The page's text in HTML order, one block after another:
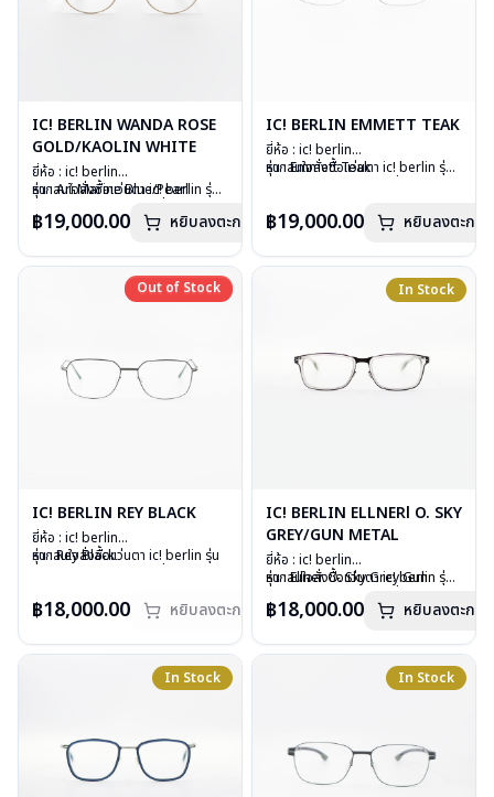
IC! BERLIN WANDA ROSE
GOLD/KAOLIN WHITE
ยี่ห้อ : ic! berlin
รุ่น : Ari Marine Blue/Pearl
เลนส์ : Demo Lens
น้ำหนัก : 17 กรัม
การรับประกัน : 1 ปี
หากสนใจสั่งชื้อแว่นตา ic! berlin รุ่น
กรุณาติดต่อเราคลิก
฿19,000.00 หยิบลงตะกร้า
IC! BERLIN EMMETT TEAK
ยี่ห้อ : ic! berlin
รุ่น : Emmett Teak
บานพับ : ไม่มีสปริง
อุปกรณ์ : กล่องแว่น, ผ้าเช็ดแว่น
การรับประกัน : 1 ปี
หากสนใจสั่งชื้อแว่นตา ic! berlin รุ่น
฿19,000.00 หยิบลงตะกร้า
Out of Stock
Out of Stock
IC! BERLIN REY BLACK
ยี่ห้อ : ic! berlin
รุ่น : Rey Black
อุปกรณ์ : กล่องแว่น, ผ้าเช็ดแว่น
การรับประกัน : 1 ปี
หากสนใจสั่งชื้อแว่นตา ic! berlin รุ่น
สินค้าหมดสต๊อกชั่วคราวหากต้องการ
คลิก
฿18,000.00 หยิบลงตะกร้า
In Stock
IC! BERLIN ELLNERl O. SKY
GREY/GUN METAL
ยี่ห้อ : ic! berlin
รุ่น : Ellner O. Sky Grey Gun
วัสดุ : stainless metal sheet +
เลนส์ : Demo lens
หากสนใจสั่งชื้อแว่นตา ic! berlin รุ่น
กรุณาติดต่อเราคลิก
฿18,000.00 หยิบลงตะกร้า
In Stock In Stock